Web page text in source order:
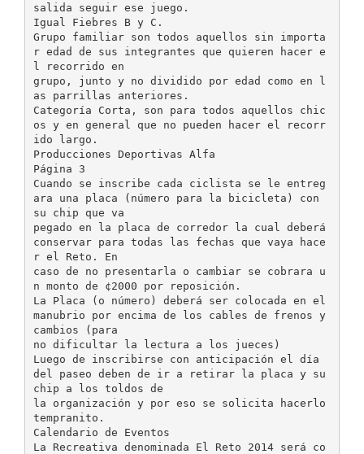
salida seguir ese juego.
Igual Fiebres B y C.
Grupo familiar son todos aquellos sin importa
r edad de sus integrantes que quieren hacer e
l recorrido en
grupo, junto y no dividido por edad como en l
as parrillas anteriores.
Categoría Corta, son para todos aquellos chic
os y en general que no pueden hacer el recorr
ido largo.
Producciones Deportivas Alfa
Página 3
Cuando se inscribe cada ciclista se le entreg
ara una placa (número para la bicicleta) con
su chip que va
pegado en la placa de corredor la cual deberá
conservar para todas las fechas que vaya hace
r el Reto. En
caso de no presentarla o cambiar se cobrara u
n monto de ¢2000 por reposición.
La Placa (o número) deberá ser colocada en el
manubrio por encima de los cables de frenos y
cambios (para
no dificultar la lectura a los jueces)
Luego de inscribirse con anticipación el día
del paseo deben de ir a retirar la placa y su
chip a los toldos de
la organización y por eso se solicita hacerlo
tempranito.
Calendario de Eventos
La Recreativa denominada El Reto 2014 será co